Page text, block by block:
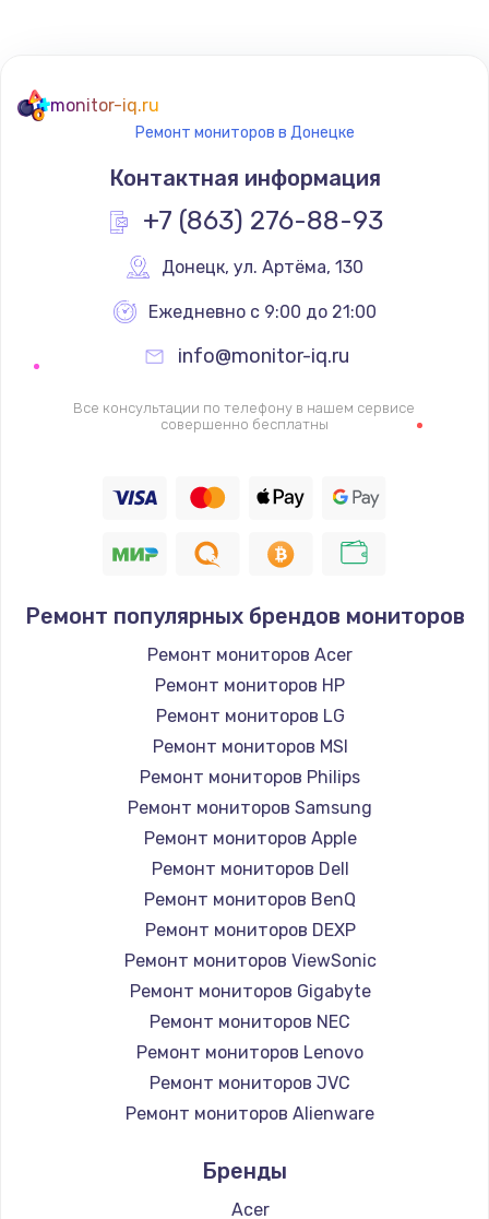
Ремонт разъема питания
745 руб.
Заказать
Замена видеокарты
1600 руб.
Заказать
Ремонт цепей питания
2500 руб.
Заказать
Замена жесткого диска
Заказать
Установка драйверов
725 руб.
Заказать
Замена вебкамеры
1260 руб.
Заказать
Ремонт петель крышки
990 руб.
Заказать
Настройка Wi-Fi
1030 руб.
Заказать
Замена шим-контроллера
3900 руб.
monitor-iq.ru
Ремонт мониторов в Донецке
Контактная информация
+7 (863) 276-88-93
Донецк, ул. Артёма, 130
Ежедневно с 9:00 до 21:00
info@monitor-iq.ru
Все консультации по телефону в нашем сервисе
совершенно бесплатны
Ремонт популярных брендов мониторов
Ремонт мониторов Acer
Ремонт мониторов HP
Ремонт мониторов LG
Ремонт мониторов MSI
Ремонт мониторов Philips
Ремонт мониторов Samsung
Ремонт мониторов Apple
Ремонт мониторов Dell
Ремонт мониторов BenQ
Ремонт мониторов DEXP
Ремонт мониторов ViewSonic
Ремонт мониторов Gigabyte
Ремонт мониторов NEC
Ремонт мониторов Lenovo
Ремонт мониторов JVC
Ремонт мониторов Alienware
Ремонт мониторов Thunderobot
Ремонт мониторов Hisense
Бренды
Acer